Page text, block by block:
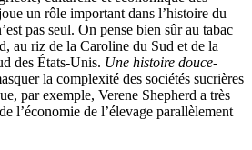
un rôle important dans l’histoire du
pas seul. On pense bien sûr au tabac
au riz de la Caroline du Sud et de la
des États-Unis. Une histoire douce-
la complexité des sociétés sucrières
par exemple, Verene Shepherd a très
l’économie de l’élevage parallèlement